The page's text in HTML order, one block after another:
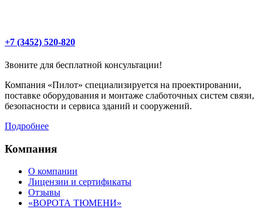
+7 (3452) 520-820
Звоните для бесплатной консультации!
Компания «Пилот» специализируется на проектировании,
поставке оборудования и монтаже слаботочных систем связи,
безопасности и сервиса зданий и сооружений.
Подробнее
Компания
О компании
Лицензии и сертификаты
Отзывы
«ВОРОТА ТЮМЕНИ»